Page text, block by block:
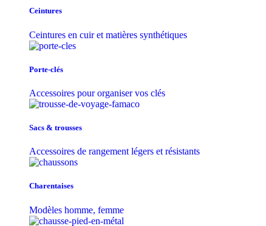
Ceintures
Ceintures en cuir et matières synthétiques
Porte-clés
Accessoires pour organiser vos clés
Sacs & trousse​s
Accessoires de rangement légers et résistants
Charentaises
Modèles homme, femme